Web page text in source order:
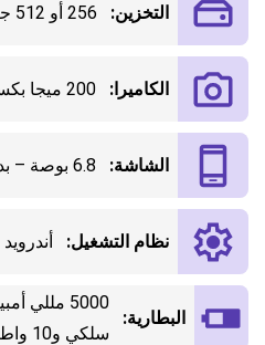
التخزين: 256 أو 512 جيجا أو 1 تيرا
الكاميرا: 200 ميجا بكسل
الشاشة: 6.8 بوصة – بدقة 1440×3088
نظام التشغيل: أندرويد 13 بواجهة One UI 5.1
البطارية:
سلكي و10 واط لاسلكي